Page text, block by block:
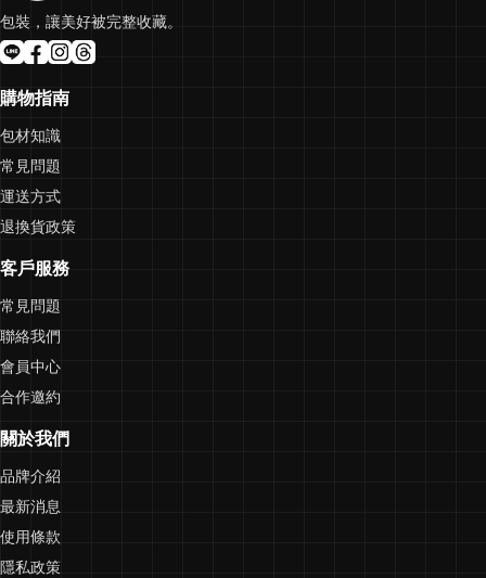
包裝，讓美好被完整收藏。
購物指南
包材知識
常見問題
運送方式
退換貨政策
客戶服務
常見問題
聯絡我們
會員中心
合作邀約
關於我們
品牌介紹
最新消息
使用條款
隱私政策